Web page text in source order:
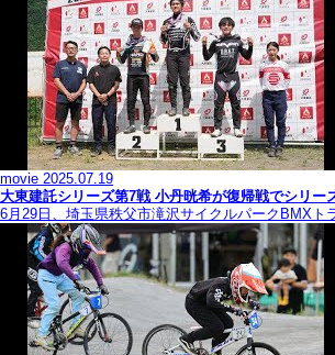
movie 2025.07.19
大東建託シリーズ第7戦 ⼩丹晄希が復帰戦でシリー
6月29日、埼玉県秩父市滝沢サイクルパークBMX